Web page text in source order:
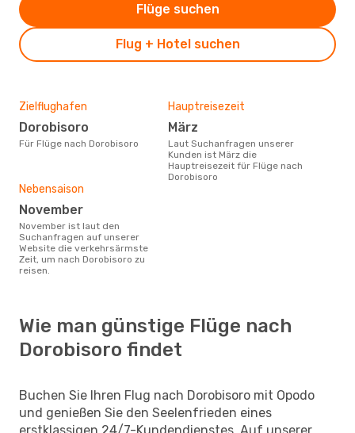
Flug + Hotel suchen
Flüge suchen
Zielflughafen
Dorobisoro
Für Flüge nach Dorobisoro
Hauptreisezeit
März
Laut Suchanfragen unserer
Kunden ist März die
Hauptreisezeit für Flüge nach
Dorobisoro
Nebensaison
November
November ist laut den
Suchanfragen auf unserer
Website die verkehrsärmste
Zeit, um nach Dorobisoro zu
reisen.
Wie man günstige Flüge nach
Dorobisoro findet
Buchen Sie Ihren Flug nach Dorobisoro mit Opodo
und genießen Sie den Seelenfrieden eines